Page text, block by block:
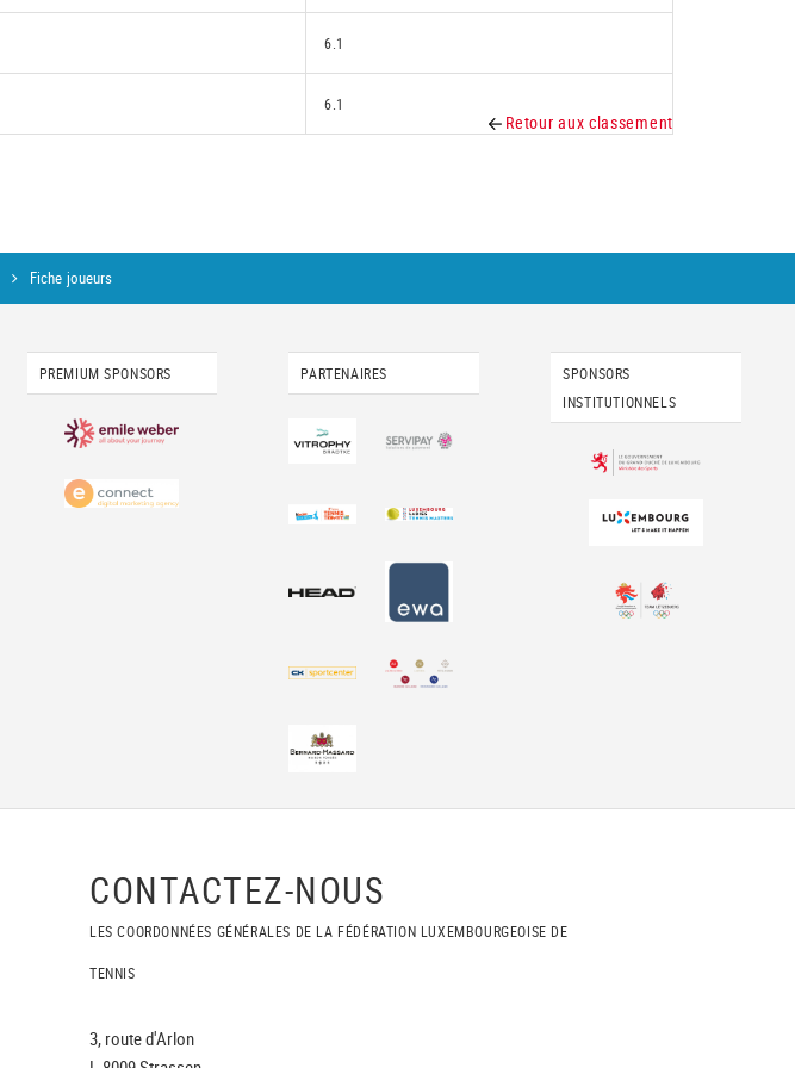
6.1
6.1
Retour aux classement
Fiche joueurs
PREMIUM SPONSORS PARTENAIRES
SPONSORS
INSTITUTIONNELS
CONTACTEZ-NOUS
LES COORDONNÉES GÉNÉRALES DE LA FÉDÉRATION LUXEMBOURGEOISE DE
TENNIS
3, route d'Arlon